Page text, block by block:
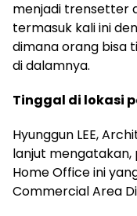
menjadi trensetter
termasuk kali ini
dimana orang bisa
di dalamnya.
Tinggal di lokasi
Hyunggun LEE,
lanjut
Home Office ini
Commercial Area